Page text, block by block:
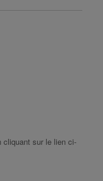
cliquant sur le lien ci-